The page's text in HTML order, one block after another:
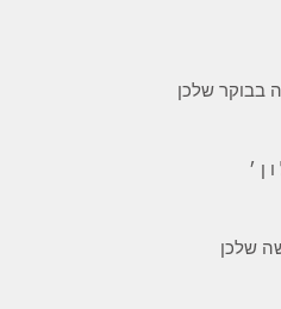
בבוקר שלכן
ן ׳
שלכן